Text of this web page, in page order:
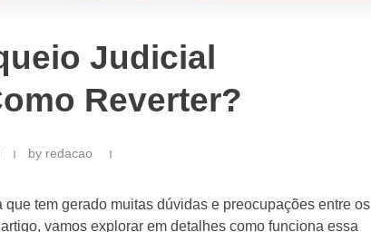
Judicial
Reverter?
by redacao
tem gerado muitas dúvidas e preocupações entre os
vamos explorar em detalhes como funciona essa